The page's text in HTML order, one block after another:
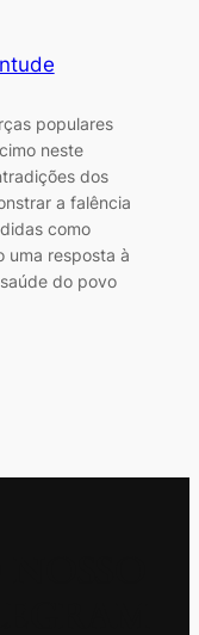
populares
neste
dos
a falência
como
uma resposta à
do povo